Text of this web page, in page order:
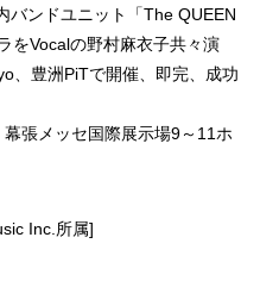
バンドユニット「The QUEEN
をVocalの野村麻衣子共々演
、豊洲PiTで開催、即完、成功
張メッセ国際展示場9～11ホ
Inc.所属]